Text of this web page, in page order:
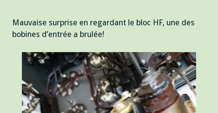
Mauvaise surprise en regardant le bloc HF, une des
bobines d’entrée a brulée!